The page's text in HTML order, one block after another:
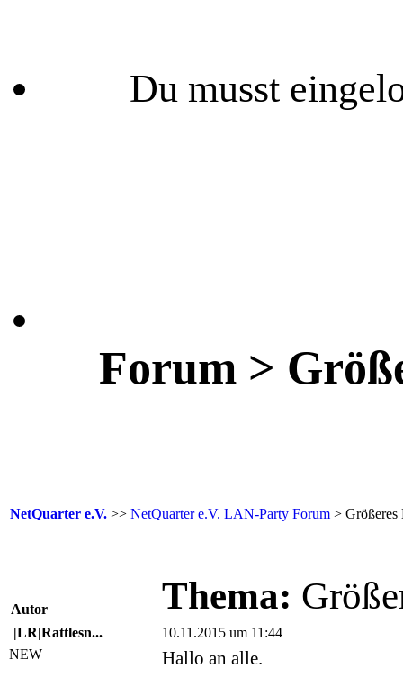
Du musst
Forum >
NetQuarter e.V. >> NetQuarter e.V. LAN-Party Forum >
Autor Thema:
|LR|Rattlesn...
10.11.2015 um 11:44
NEW
Hallo an alle.